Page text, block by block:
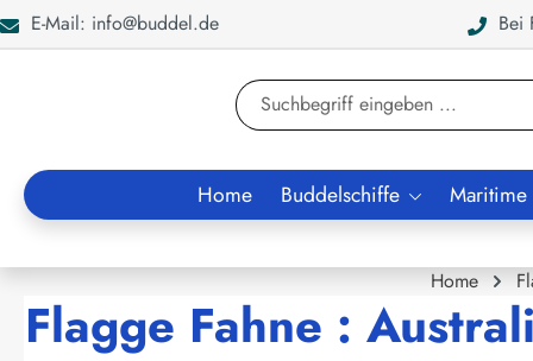
Zur Suche springen
E-Mail: info@buddel.de Bei
Home Buddelschiffe
Home
Flagge Fahne :